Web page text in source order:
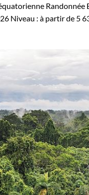
Randonnée
Niveau : à partir de 5